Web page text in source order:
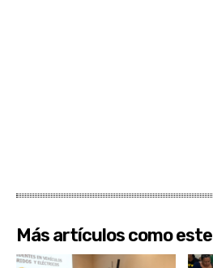
Más artículos como este